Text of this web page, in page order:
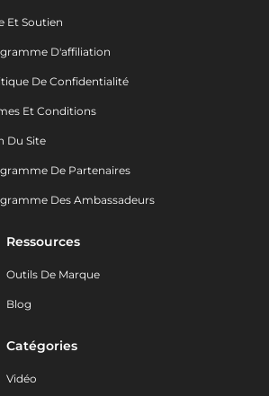
Et Soutien
D'affiliation
De Confidentialité
Et Conditions
Du Site
De Partenaires
Des Ambassadeurs
Ressources
Outils De Marque
Blog
Catégories
Vidéo